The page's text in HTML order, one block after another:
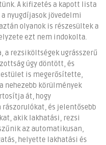
A kifizetés a kapott lista
nyugdíjasok jövedelmi
olyanok is részesültek a
ezt nem indokolta.
a rezsiköltségek ugrásszerű
úgy döntött, és
is megerősítette,
nehezebb körülmények
át, hogy
és jelentősebb
akik lakhatási, rezsi
az automatikusan,
helyette lakhatási és